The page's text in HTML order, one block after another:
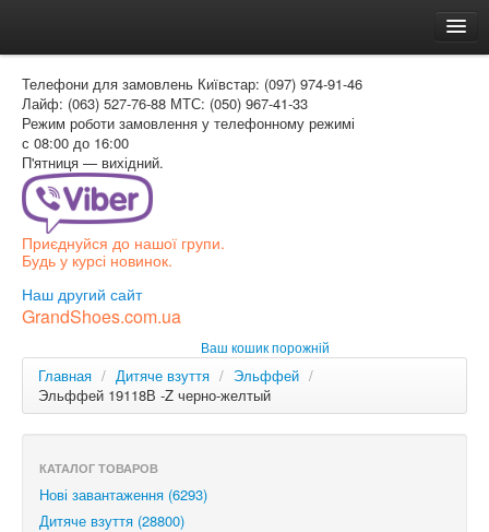
Доставка и оплата
Как заказать
Контакти
Таблиця розмірів
Вхід для покупця
РОС
Телефони для замовлень Київстар: (097) 974-91-46
Лайф: (063) 527-76-88 МТС: (050) 967-41-33
Режим роботи замовлення у телефонному режимі
с 08:00 до 16:00
П'ятниця — вихідний.
Приєднуйся до нашої групи.
Будь у курсі новинок.
Наш другий сайт
GrandShoes.com.ua
Ваш кошик порожній
Главная / Дитяче взуття / Эльффей /
Эльффей 19118В -Z черно-желтый
КАТАЛОГ ТОВАРОВ
Нові завантаження (6293)
Дитяче взуття (28800)